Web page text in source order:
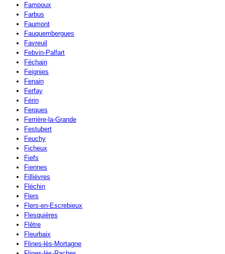
Fampoux
Farbus
Faumont
Fauquembergues
Favreuil
Febvin-Palfart
Féchain
Feignies
Fenain
Ferfay
Férin
Ferques
Ferrière-la-Grande
Festubert
Feuchy
Ficheux
Fiefs
Fiennes
Fillièvres
Fléchin
Flers
Flers-en-Escrebieux
Flesquières
Flêtre
Fleurbaix
Flines-lès-Mortagne